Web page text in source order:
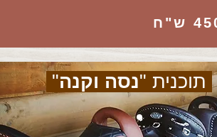
תוכנית "נסה וקנה"